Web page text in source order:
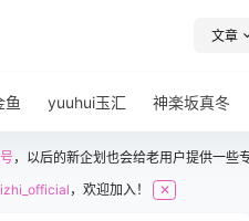
文章
鱼 yuuhui玉汇 神楽坂真冬
，以后的新企划也会给老用户提供一些专
，欢迎加入！ ✕